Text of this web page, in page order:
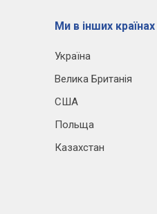
Ми в інших країнах
Україна
Велика Британія
США
Польща
Казахстан